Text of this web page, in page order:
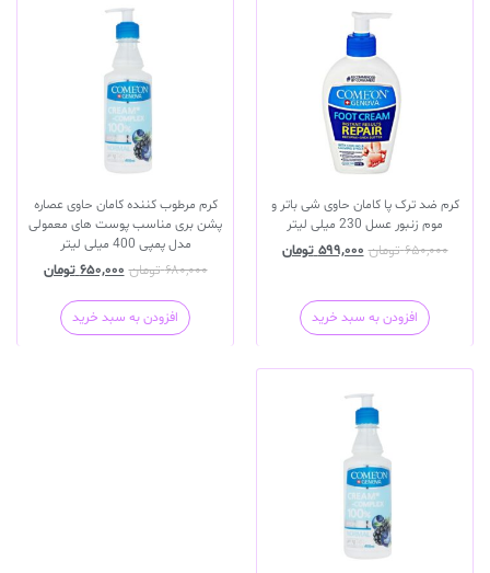
کرم ضد ترک پا کامان حاوی شی باتر و
موم زنبور عسل 230 میلی لیتر
۶۵۰,۰۰۰ تومان ۵۹۹,۰۰۰ تومان
افزودن به سبد خرید
کرم مرطوب کننده کامان حاوی عصاره
پشن بری مناسب پوست های معمولی
مدل پمپی 400 میلی لیتر
۶۸۰,۰۰۰ تومان ۶۵۰,۰۰۰ تومان
افزودن به سبد خرید